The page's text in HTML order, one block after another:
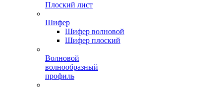
Плоский лист
Шифер
Шифер волновой
Шифер плоский
Волновой
волнообразный
профиль